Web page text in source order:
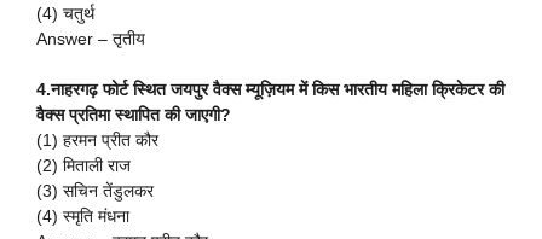
(4) चतुर्थ
Answer – तृतीय
4.नाहरगढ़ फोर्ट स्थित जयपुर वैक्स म्यूज़ियम में किस भारतीय महिला क्रिकेटर की
वैक्स प्रतिमा स्थापित की जाएगी?
(1) हरमन प्रीत कौर
(2) मिताली राज
(3) सचिन तेंडुलकर
(4) स्मृति मंधना